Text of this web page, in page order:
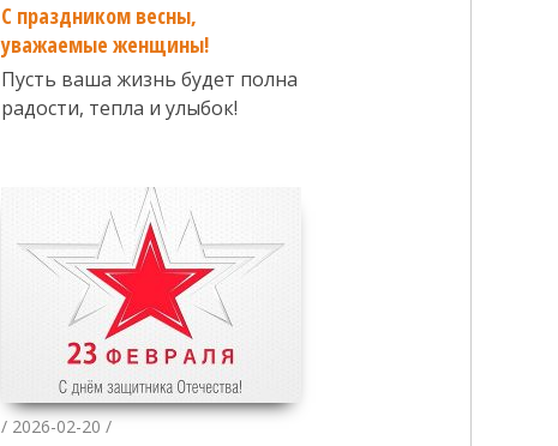
С праздником весны,
уважаемые женщины!
Пусть ваша жизнь будет полна
радости, тепла и улыбок!
/ 2026-02-20 /